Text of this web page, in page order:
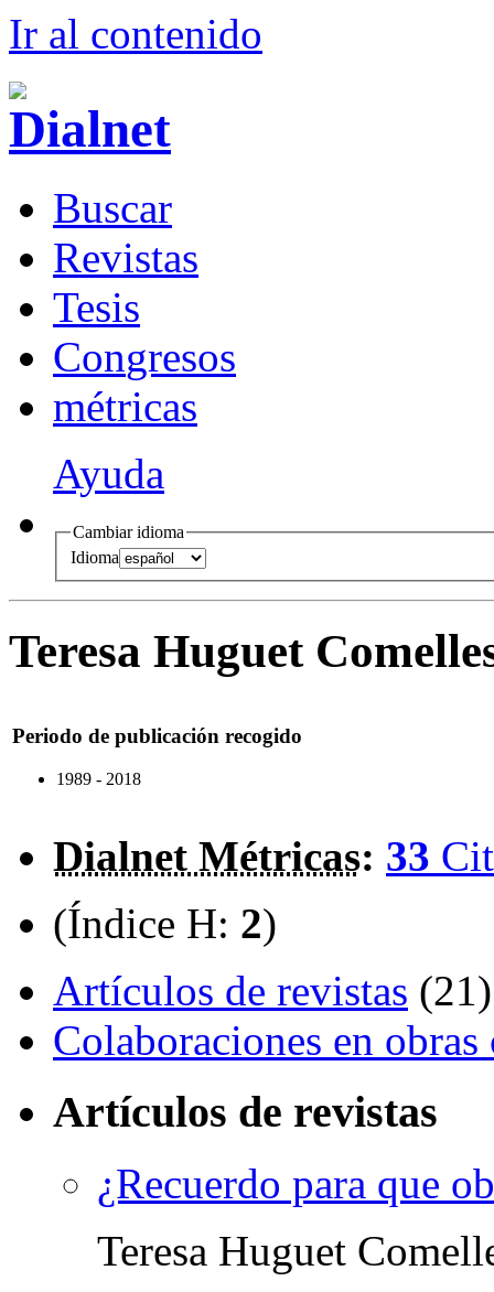
Ir al contenido
Buscar
Revistas
Tesis
Congresos
métricas
Ayuda
Cambiar idioma
Idioma
Teresa Huguet
Periodo de publicación recogido
1989 - 2018
Dialnet Métricas: 33
(Índice H: 2)
Artículos de revistas (21)
Colaboraciones en
Artículos de revistas
¿Recuerdo para que
Teresa Huguet